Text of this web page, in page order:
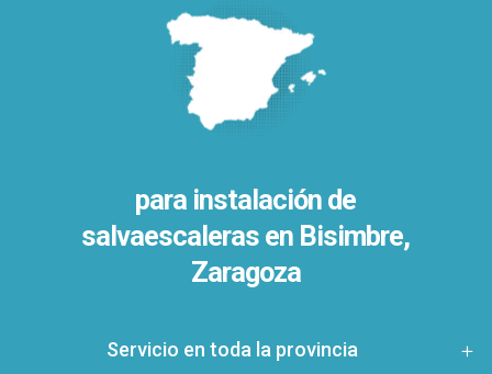
para instalación de
salvaescaleras en Bisimbre,
Zaragoza
Servicio en toda la provincia